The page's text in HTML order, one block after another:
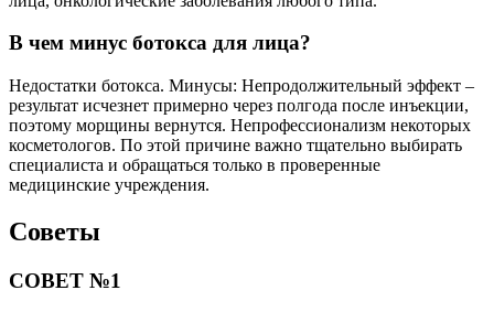
В чем минус ботокса для лица?
Недостатки ботокса. Минусы: Непродолжительный эффект –
результат исчезнет примерно через полгода после инъекции,
поэтому морщины вернутся. Непрофессионализм некоторых
косметологов. По этой причине важно тщательно выбирать
специалиста и обращаться только в проверенные
медицинские учреждения.
Советы
СОВЕТ №1